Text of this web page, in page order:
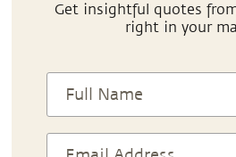
Get insightful quotes
right in your